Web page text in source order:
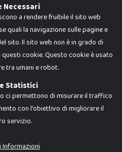
Srl. Ogni riproduzione o utilizzo non
differire da quanto esposto in
Necessari
a rendere fruibile il sito web
quali la navigazione sulle pagine e
sito. Il sito web non è in grado di
cookie. Questo cookie è usato
tra umani e robot.
Statistici
ci permettono di misurare il traffico
con l'obiettivo di migliorare il
servizio.
Informazioni